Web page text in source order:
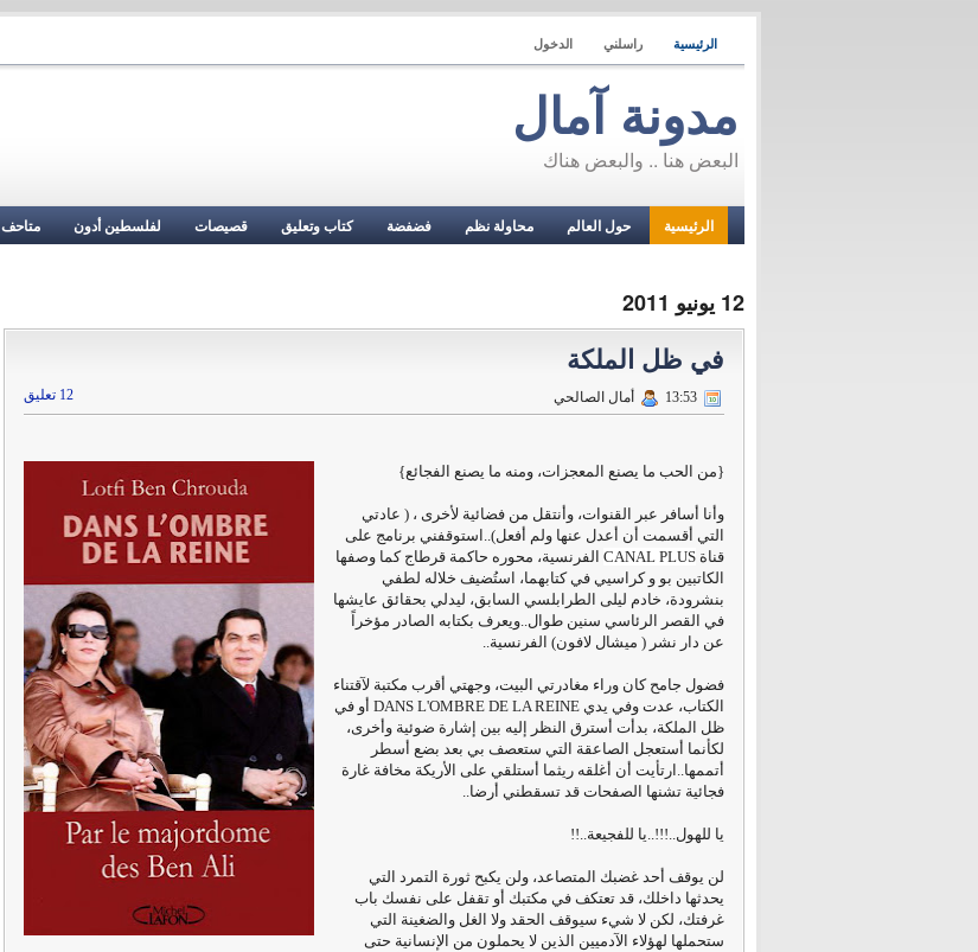
الرئيسية راسلني الدخول
مدونة آمال
البعض هنا .. والبعض هناك
الرئيسية حول العالم محاولة نظم فضفضة كتاب وتعليق قصيصات لفلسطين أدون متاحف
12 يونيو 2011
في ظل الملكة
12 تعليق أمال الصالحي
{من الحب ما يصنع المعجزات، ومنه ما يصنع الفجائع}
وأنا أسافر عبر القنوات، وأنتقل من فضائية لأخرى ، ( عادتي
التي أقسمت أن أعدل عنها ولم أفعل)..استوقفني برنامج على
قناة CANAL PLUS الفرنسية، محوره حاكمة قرطاج كما وصفها
الكاتبين بو و كراسيي في كتابهما، استُضيف خلاله لطفي
بنشرودة، خادم ليلى الطرابلسي السابق، ليدلي بحقائق عايشها
في القصر الرئاسي سنين طوال..ويعرف بكتابه الصادر مؤخراً
عن دار نشر ( ميشال لافون) الفرنسية..
فضول جامح كان وراء مغادرتي البيت، وجهتي أقرب مكتبة لآقتناء
الكتاب، عدت وفي يدي DANS L'OMBRE DE LA REINE أو في
ظل الملكة، بدأت أسترق النظر إليه بين إشارة ضوئية وأخرى،
لكأنما أستعجل الصاعقة التي ستعصف بي بعد بضع أسطر
أتممها..ارتأيت أن أغلقه ريثما أستلقي على الأريكة مخافة غارة
فجائية تشنها الصفحات قد تسقطني أرضا..
يا للهول..!!!..يا للفجيعة..!!
لن يوقف أحد غضبك المتصاعد، ولن يكبح ثورة التمرد التي
يحدثها داخلك، قد تعتكف في مكتبك أو تقفل على نفسك باب
غرفتك، لكن لا شيء سيوقف الحقد ولا الغل والضغينة التي
ستحملها لهؤلاء الآدميين الذين لا يحملون من الإنسانية حتى